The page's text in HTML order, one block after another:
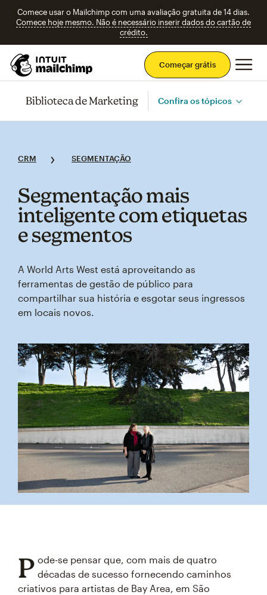
Comece usar o Mailchimp com uma avaliação gratuita de 14 dias.
Comece hoje mesmo. Não é necessário inserir dados do cartão de
crédito.
Começar grátis
Biblioteca de Marketing Confira os tópicos
CRM SEGMENTAÇÃO
Segmentação mais
inteligente com etiquetas
e segmentos
A World Arts West está aproveitando as
ferramentas de gestão de público para
compartilhar sua história e esgotar seus ingressos
em locais novos.
P ode-se pensar que, com mais de quatro
décadas de sucesso fornecendo caminhos
criativos para artistas de Bay Area, em São